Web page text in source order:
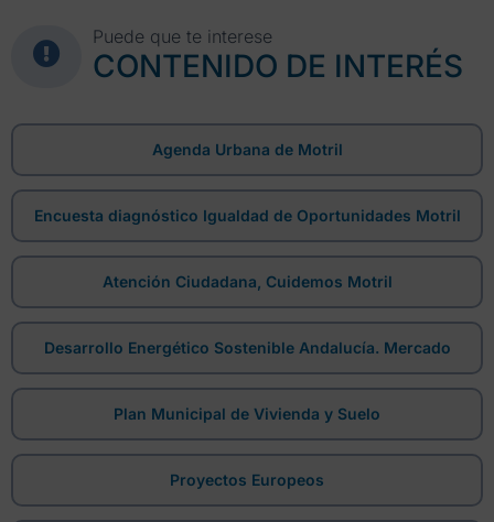
Puede que te interese
CONTENIDO DE INTERÉS
Agenda Urbana de Motril
Encuesta diagnóstico Igualdad de Oportunidades Motril
Atención Ciudadana, Cuidemos Motril
Desarrollo Energético Sostenible Andalucía. Mercado
Plan Municipal de Vivienda y Suelo
Proyectos Europeos